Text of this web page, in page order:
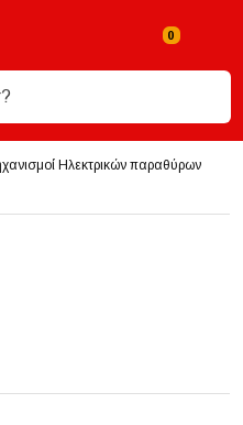
Ηλεκτρικών παραθύρων